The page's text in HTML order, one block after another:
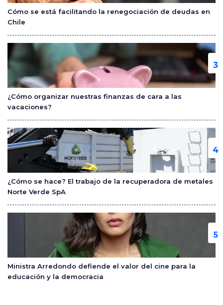
Cómo se está facilitando la renegociación de deudas en
Chile
¿Cómo organizar nuestras finanzas de cara a las
vacaciones?
¿Cómo se hace? El trabajo de la recuperadora de metales
Norte Verde SpA
Ministra Arredondo defiende el valor del cine para la
educación y la democracia